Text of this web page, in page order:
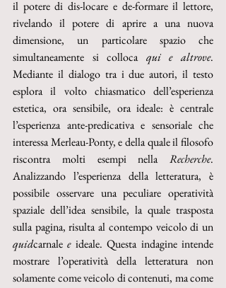
il potere di dis-locare e de-formare il lettore,
rivelando il potere di aprire a una nuova
dimensione, un particolare spazio che
simultaneamente si colloca qui e altrove.
Mediante il dialogo tra i due autori, il testo
esplora il volto chiasmatico dell’esperienza
estetica, ora sensibile, ora ideale: è centrale
l’esperienza ante-predicativa e sensoriale che
interessa Merleau-Ponty, e della quale il filosofo
riscontra molti esempi nella Recherche.
Analizzando l’esperienza della letteratura, è
possibile osservare una peculiare operatività
spaziale dell’idea sensibile, la quale trasposta
quidcarnale e ideale. Questa indagine intende
mostrare l’operatività della letteratura non